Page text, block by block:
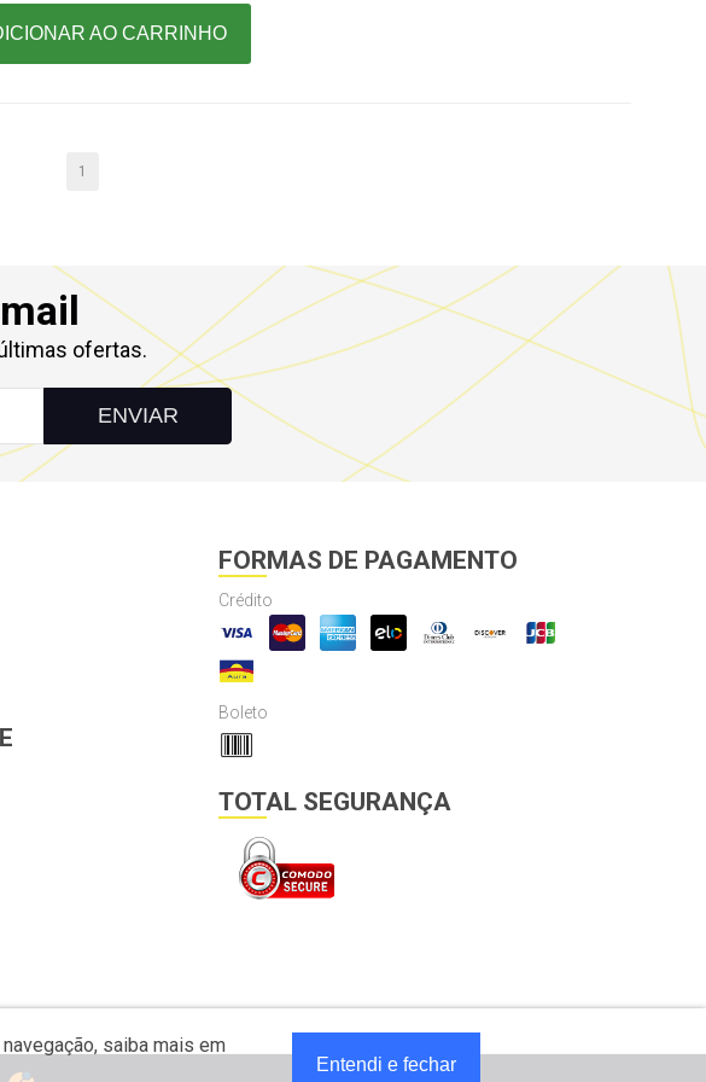
AO CARRINHO
1
ofertas.
ENVIAR
FORMAS DE PAGAMENTO
Crédito
Boleto
TOTAL SEGURANÇA
saiba mais em
Entendi e fechar